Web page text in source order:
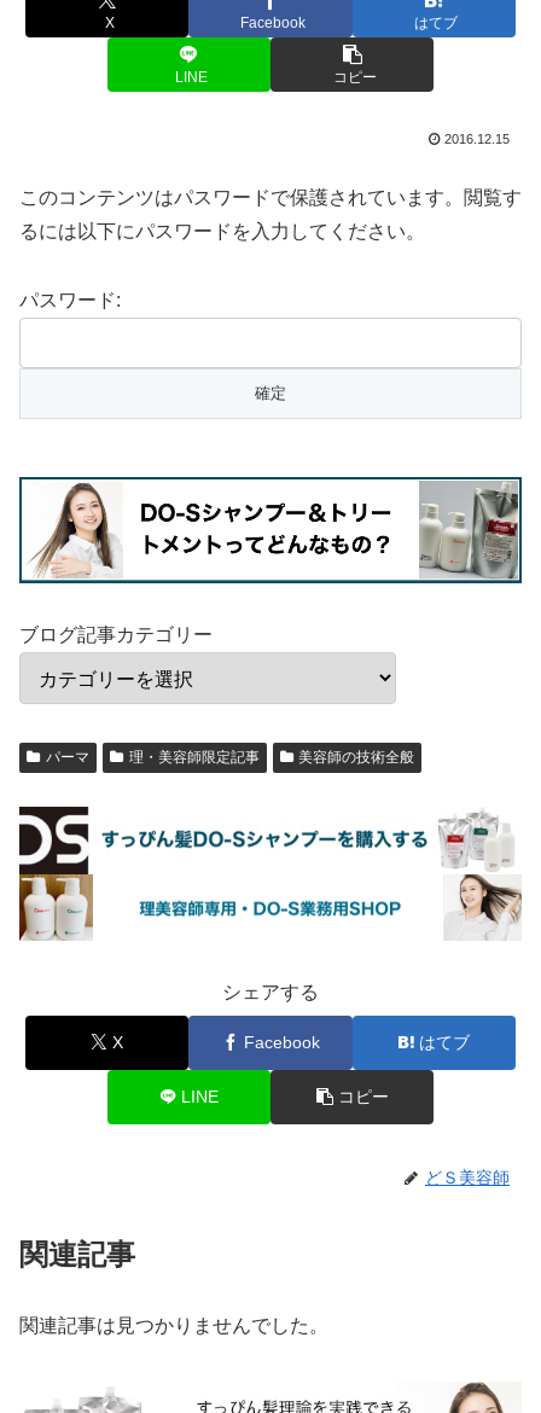
X Facebook はてブ
LINE コピー
2016.12.15
このコンテンツはパスワードで保護されています。閲覧す
るには以下にパスワードを入力してください。
パスワード:
ブログ記事カテゴリー
パーマ 理・美容師限定記事 美容師の技術全般
シェアする
X Facebook はてブ
LINE コピー
どＳ美容師
関連記事
関連記事は見つかりませんでした。